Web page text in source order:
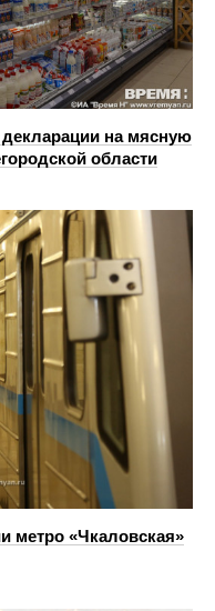
декларации на мясную
области
метро «Чкаловская»